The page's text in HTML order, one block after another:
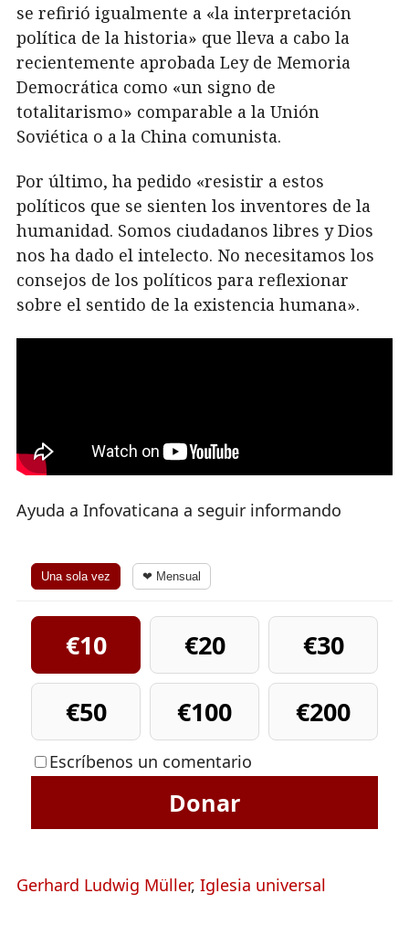
se refirió igualmente a «la interpretación
política de la historia» que lleva a cabo la
recientemente aprobada Ley de Memoria
Democrática como «un signo de
totalitarismo» comparable a la Unión
Soviética o a la China comunista.
Por último, ha pedido «resistir a estos
políticos que se sienten los inventores de la
humanidad. Somos ciudadanos libres y Dios
nos ha dado el intelecto. No necesitamos los
consejos de los políticos para reflexionar
sobre el sentido de la existencia humana».
Ayuda a Infovaticana a seguir informando
Una sola vez ❤ Mensual
€10 €20
€30
€50
€100 €200
Escríbenos un comentario
Donar
Gerhard Ludwig Müller, Iglesia universal